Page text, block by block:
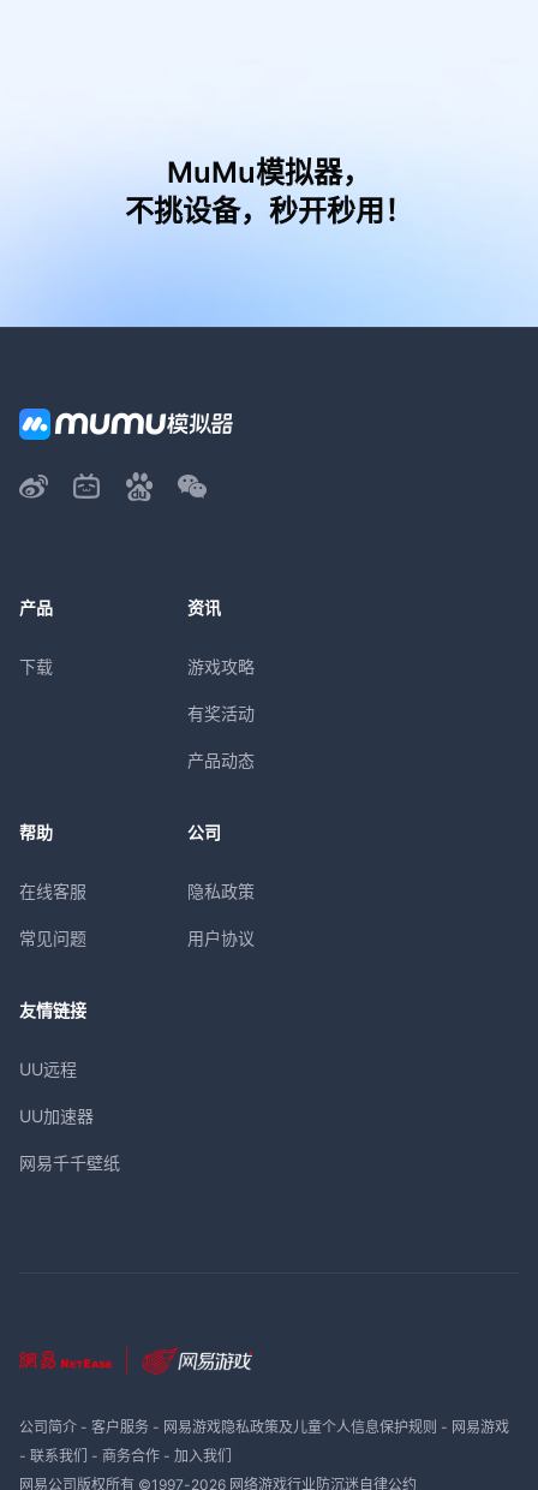
MuMu模拟器，
不挑设备，秒开秒用！
产品
下载
资讯
游戏攻略
有奖活动
产品动态
帮助
在线客服
常见问题
公司
隐私政策
用户协议
友情链接
UU远程
UU加速器
网易千千壁纸
公司简介- 客户服务- 网易游戏隐私政策及儿童个人信息保护规则 - 网易游戏
- 联系我们 - 商务合作- 加入我们
网易公司版权所有 ©1997-2026 网络游戏行业防沉迷自律公约